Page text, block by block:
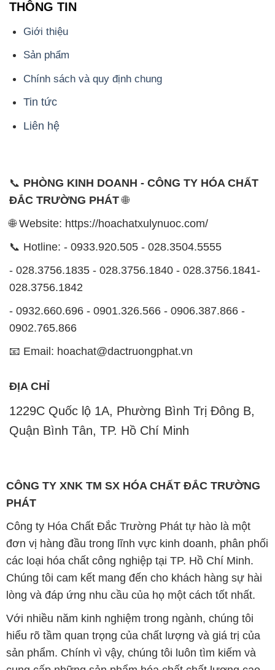
Chính sách và quy định chung
Tin tức
Liên hệ
📞
PHÒNG KINH DOANH - CÔNG TY HÓA CHẤT
ĐẮC TRƯỜNG PHÁT
- 028.3756.1835 - 028.3756.1840 - 028.3756.1841-
0902.765.866
📧 Email: hoachat@dactruongphat.vn
ĐỊA CHỈ
1229C Quốc lộ 1A, Phường Bình Trị Đông B,
Quận Bình Tân, TP. Hồ Chí Minh
CÔNG TY XNK TM SX HÓA CHẤT ĐẮC TRƯỜNG
PHÁT
các loại hóa chất công nghiệp tại TP. Hồ Chí Minh.
Chúng tôi cam kết mang đến cho khách hàng sự hài
lòng và đáp ứng nhu cầu của họ một cách tốt nhất.
Với nhiều năm kinh nghiệm trong ngành, chúng tôi
hiểu rõ tầm quan trọng của chất lượng và giá trị của
sản phẩm. Chính vì vậy, chúng tôi luôn tìm kiếm và
cung cấp những sản phẩm hóa chất chất lượng cao
và giá thành hợp lý, đảm bảo mang lại lợi ích lớn
nhất cho khách hàng.
Chúng tôi coi trọng uy tín trong kinh doanh và luôn